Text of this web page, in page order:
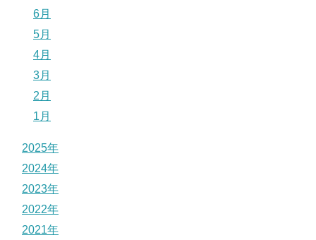
6月
5月
4月
3月
2月
1月
2025年
2024年
2023年
2022年
2021年